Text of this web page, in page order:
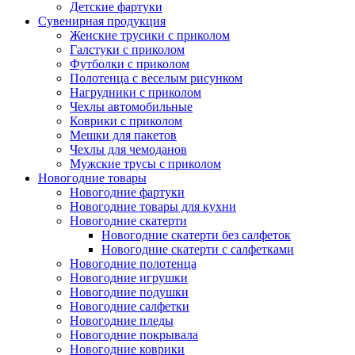
Детские фартуки
Сувенирная продукция
Женские трусики с приколом
Галстуки с приколом
Футболки с приколом
Полотенца с веселым рисунком
Нагрудники с приколом
Чехлы автомобильные
Коврики с приколом
Мешки для пакетов
Чехлы для чемоданов
Мужские трусы с приколом
Новогодние товары
Новогодние фартуки
Новогодние товары для кухни
Новогодние скатерти
Новогодние скатерти без салфеток
Новогодние скатерти с салфетками
Новогодние полотенца
Новогодние игрушки
Новогодние подушки
Новогодние салфетки
Новогодние пледы
Новогодние покрывала
Новогодние коврики